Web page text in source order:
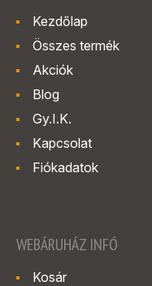
Kezdőlap
Összes termék
Akciók
Blog
Gy.I.K.
Kapcsolat
Fiókadatok
WEBÁRUHÁZ INFÓ
Kosár